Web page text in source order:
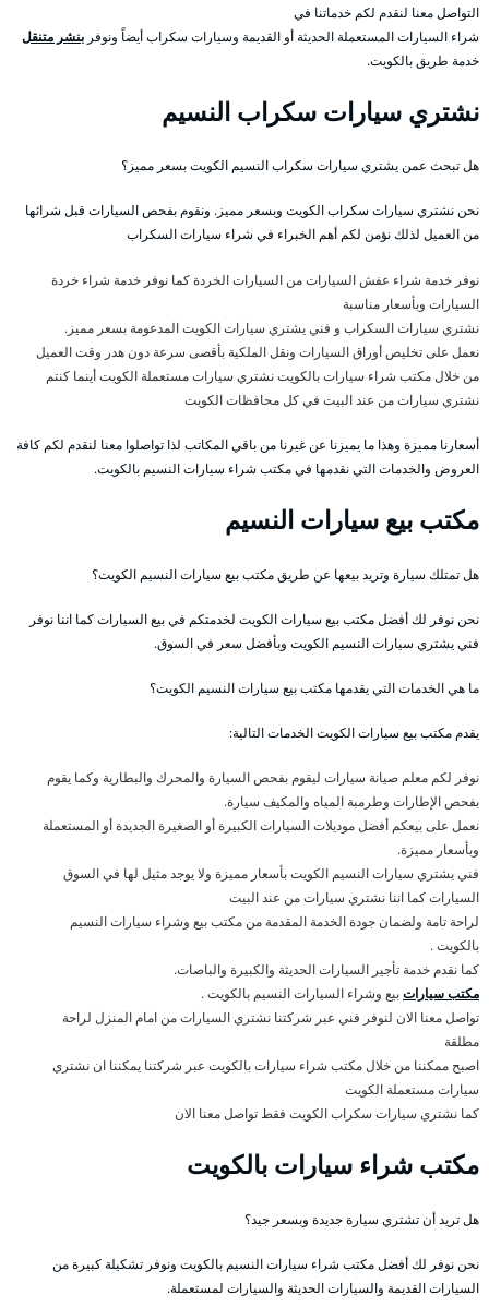
التواصل معنا لنقدم لكم خدماتنا في
شراء السيارات المستعملة الحديثة أو القديمة وسيارات سكراب أيضاً ونوفر بنشر متنقل
خدمة طريق بالكويت.
نشتري سيارات سكراب النسيم
هل تبحث عمن يشتري سيارات سكراب النسيم الكويت بسعر مميز؟
نحن نشتري سيارات سكراب الكويت وبسعر مميز. ونقوم بفحص السيارات قبل شرائها
من العميل لذلك نؤمن لكم أهم الخبراء في شراء سيارات السكراب
نوفر خدمة شراء عفش السيارات من السيارات الخردة كما نوفر خدمة شراء خردة
السيارات وبأسعار مناسبة
نشتري سيارات السكراب و فني يشتري سيارات الكويت المدعومة بسعر مميز.
نعمل على تخليص أوراق السيارات ونقل الملكية بأقصى سرعة دون هدر وقت العميل
من خلال مكتب شراء سيارات بالكويت نشتري سيارات مستعملة الكويت أينما كنتم
نشتري سيارات من عند البيت في كل محافظات الكويت
أسعارنا مميزة وهذا ما يميزنا عن غيرنا من باقي المكاتب لذا تواصلوا معنا لنقدم لكم كافة
العروض والخدمات التي نقدمها في مكتب شراء سيارات النسيم بالكويت.
مكتب بيع سيارات النسيم
هل تمتلك سيارة وتريد بيعها عن طريق مكتب بيع سيارات النسيم الكويت؟
نحن نوفر لك أفضل مكتب بيع سيارات الكويت لخدمتكم في بيع السيارات كما اننا نوفر
فني يشتري سيارات النسيم الكويت وبأفضل سعر في السوق.
ما هي الخدمات التي يقدمها مكتب بيع سيارات النسيم الكويت؟
يقدم مكتب بيع سيارات الكويت الخدمات التالية:
نوفر لكم معلم صيانة سيارات ليقوم بفحص السيارة والمحرك والبطارية وكما يقوم
بفحص الإطارات وطرمبة المياه والمكيف سيارة.
نعمل على بيعكم أفضل موديلات السيارات الكبيرة أو الصغيرة الجديدة أو المستعملة
وبأسعار مميزة.
فني يشتري سيارات النسيم الكويت بأسعار مميزة ولا يوجد مثيل لها في السوق
السيارات كما اننا نشتري سيارات من عند البيت
لراحة تامة ولضمان جودة الخدمة المقدمة من مكتب بيع وشراء سيارات النسيم
بالكويت .
كما نقدم خدمة تأجير السيارات الحديثة والكبيرة والباصات.
مكتب سياراتبيع وشراء السيارات النسيم بالكويت .
تواصل معنا الان لنوفر فني عبر شركتنا نشتري السيارات من امام المنزل لراحة
مطلقة
اصبح ممكننا من خلال مكتب شراء سيارات بالكويت عبر شركتنا يمكننا ان نشتري
سيارات مستعملة الكويت
كما نشتري سيارات سكراب الكويت فقط تواصل معنا الان
مكتب شراء سيارات بالكويت
هل تريد أن تشتري سيارة جديدة وبسعر جيد؟
نحن نوفر لك أفضل مكتب شراء سيارات النسيم بالكويت ونوفر تشكيلة كبيرة من
السيارات القديمة والسيارات الحديثة والسيارات لمستعملة.